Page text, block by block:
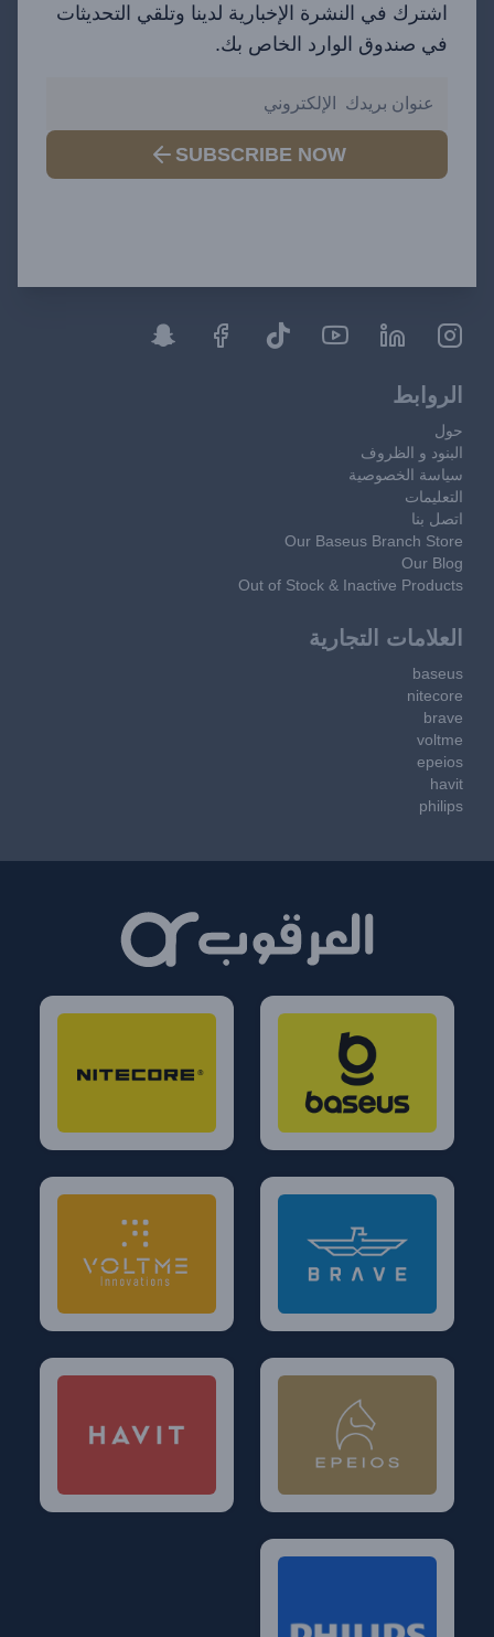
اشترك في النشرة الإخبارية لدينا وتلقي التحديثات
في صندوق الوارد الخاص بك.
SUBSCRIBE NOW
الروابط
حول
البنود و الظروف
سياسة الخصوصية
التعليمات
اتصل بنا
Our Baseus Branch Store
Our Blog
Out of Stock & Inactive Products
العلامات التجارية
baseus
nitecore
brave
voltme
epeios
havit
philips